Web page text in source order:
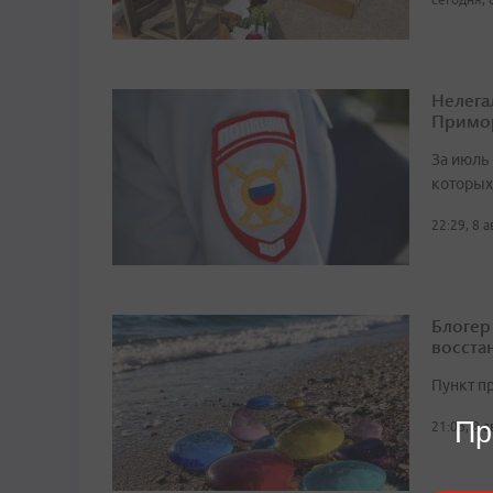
За июль
22:29, 8
Пункт
21:03, 8